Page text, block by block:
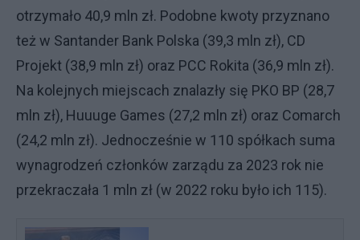
otrzymało 40,9 mln zł. Podobne kwoty przyznano
też w Santander Bank Polska (39,3 mln zł), CD
Projekt (38,9 mln zł) oraz PCC Rokita (36,9 mln zł).
Na kolejnych miejscach znalazły się PKO BP (28,7
mln zł), Huuuge Games (27,2 mln zł) oraz Comarch
(24,2 mln zł). Jednocześnie w 110 spółkach suma
wynagrodzeń członków zarządu za 2023 rok nie
przekraczała 1 mln zł (w 2022 roku było ich 115).